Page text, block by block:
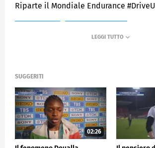
Riparte il Mondiale Endurance
SUGGERITI
02:26